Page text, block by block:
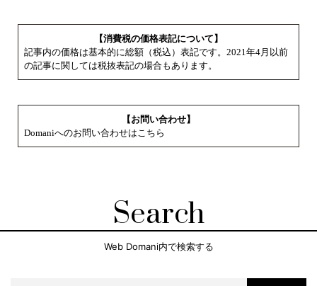
【消費税の価格表記について】
記事内の価格は基本的に総額（税込）表記です。2021年4月以前
の記事に関しては税抜表記の場合もあります。
【お問い合わせ】
Domaniへのお問い合わせはこちら
Search
Web Domani内で検索する